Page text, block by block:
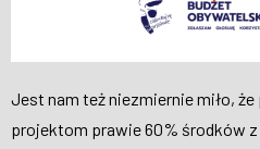
Jest nam też niezmiernie miło,
projektom prawie 60% środków